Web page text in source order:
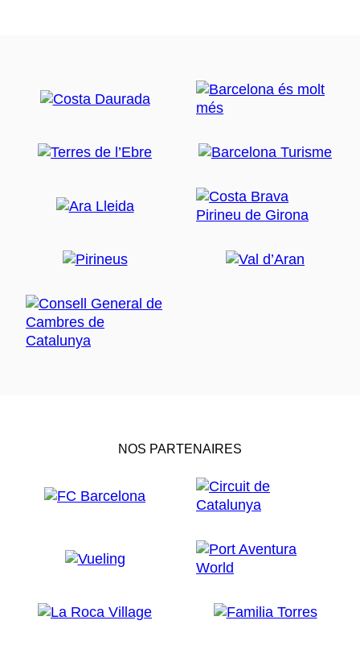
NOS PARTENAIRES